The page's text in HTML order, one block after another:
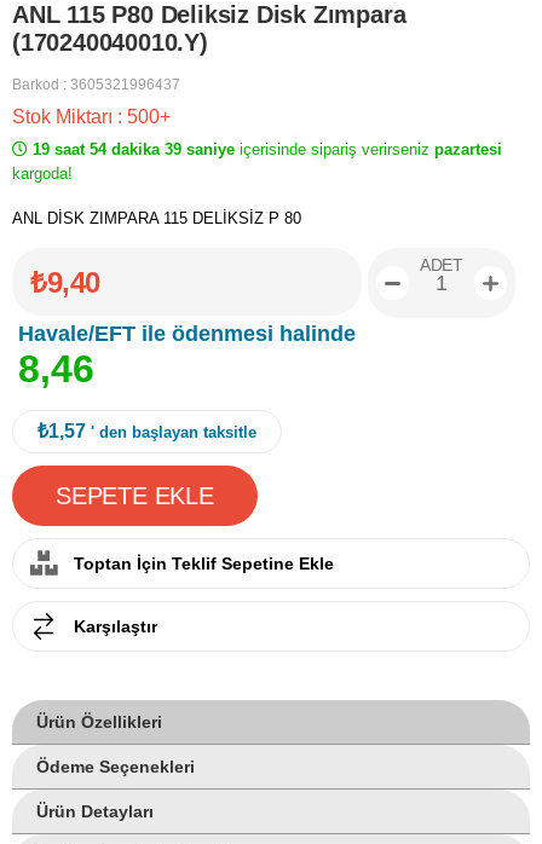
ANL 115 P80 Deliksiz Disk Zımpara
(170240040010.Y)
Barkod : 3605321996437
Stok Miktarı : 500+
19 saat 54 dakika 39 saniye içerisinde sipariş verirseniz pazartesi
kargoda!
ANL DİSK ZIMPARA 115 DELİKSİZ P 80
₺9,40
Havale/EFT ile ödenmesi halinde
8,46
ADET
₺1,57 ' den başlayan taksitle
Toptan İçin Teklif Sepetine Ekle
Karşılaştır
Ürün Özellikleri
Ödeme Seçenekleri
Ürün Detayları